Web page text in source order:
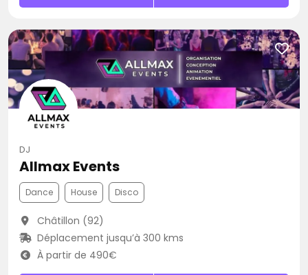
DJ
Allmax Events
Dance House Disco
Châtillon (92)
Déplacement jusqu’à 300 kms
À partir de 490€